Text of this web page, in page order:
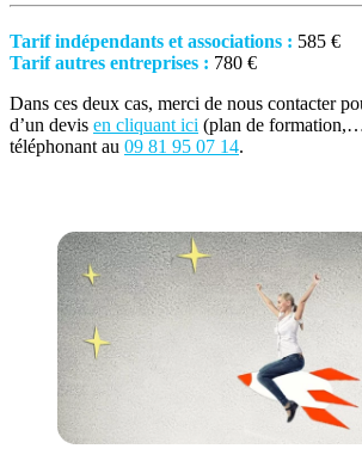
Tarif indépendants et associations : 585 €
Tarif autres entreprises : 780 €
Dans ces deux cas, merci de nous contacter
d’un devis en cliquant ici (plan de
téléphonant au 09 81 95 07 14.